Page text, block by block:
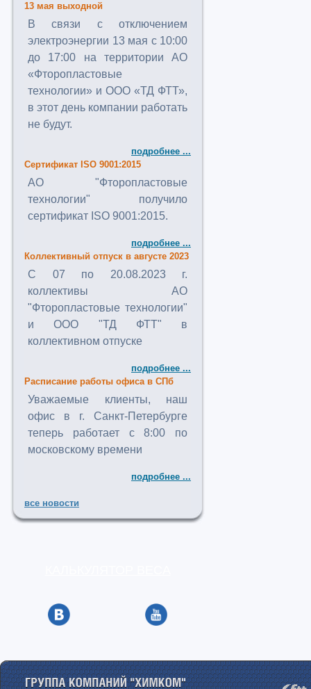
13 мая выходной
В связи с отключением
электроэнергии 13 мая с 10:00
до 17:00 на территории АО
«Фторопластовые
технологии» и ООО «ТД ФТТ»,
в этот день компании работать
не будут.
подробнее ...
Сертификат ISO 9001:2015
АО "Фторопластовые
технологии" получило
сертификат ISO 9001:2015.
подробнее ...
Коллективный отпуск в августе 2023
C 07 по 20.08.2023 г.
коллективы АО
"Фторопластовые технологии"
и ООО "ТД ФТТ" в
коллективном отпуске
подробнее ...
Расписание работы офиса в СПб
Уважаемые клиенты, наш
офис в г. Санкт-Петербурге
теперь работает с 8:00 по
московскому времени
подробнее ...
все новости